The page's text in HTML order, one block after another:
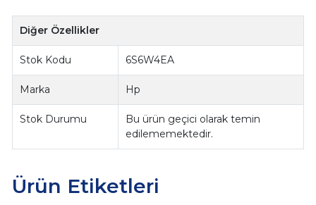
Diğer Özellikler
Stok Kodu 6S6W4EA
Marka Hp
Stok Durumu
Bu ürün geçici olarak temin
edilememektedir.
Ürün Etiketleri